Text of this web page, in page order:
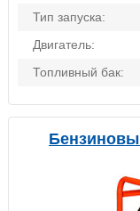
Тип запуска:
Двигатель:
Топливный бак: